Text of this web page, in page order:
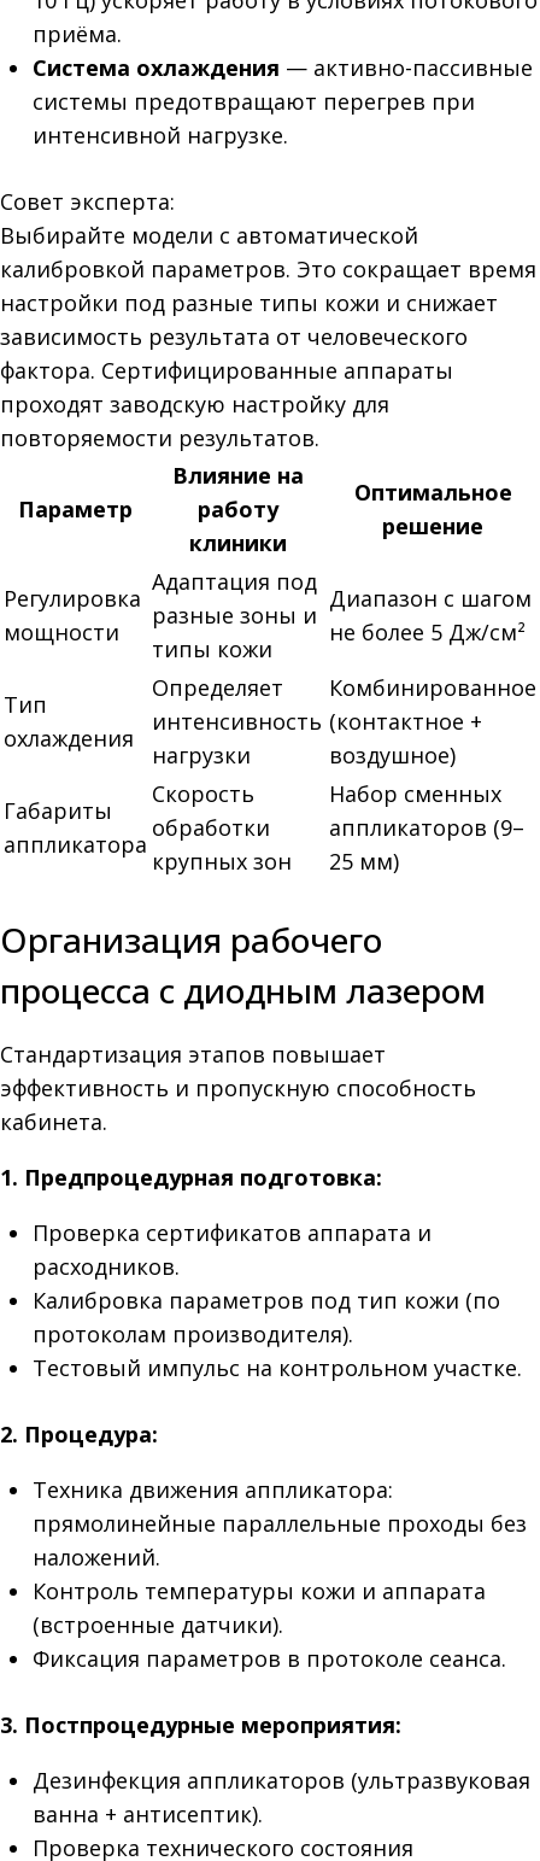
приёма.
Система охлаждения — активно-пассивные
системы предотвращают перегрев при
интенсивной нагрузке.
Совет эксперта:
Выбирайте модели с автоматической
калибровкой параметров. Это сокращает время
настройки под разные типы кожи и снижает
зависимость результата от человеческого
фактора. Сертифицированные аппараты
проходят заводскую настройку для
повторяемости результатов.
Параметр
Влияние на
работу
клиники
Оптимальное
решение
Регулировка
мощности
Адаптация под
разные зоны и
типы кожи
Диапазон с шагом
не более 5 Дж/см²
Тип
охлаждения
Определяет
интенсивность
нагрузки
Комбинированное
(контактное +
воздушное)
Габариты
аппликатора
Скорость
обработки
крупных зон
Набор сменных
аппликаторов (9–
25 мм)
Организация рабочего
процесса с диодным лазером
Стандартизация этапов повышает
эффективность и пропускную способность
кабинета.
1. Предпроцедурная подготовка:
Проверка сертификатов аппарата и
расходников.
Калибровка параметров под тип кожи (по
протоколам производителя).
Тестовый импульс на контрольном участке.
2. Процедура:
Техника движения аппликатора:
прямолинейные параллельные проходы без
наложений.
Контроль температуры кожи и аппарата
(встроенные датчики).
Фиксация параметров в протоколе сеанса.
3. Постпроцедурные мероприятия:
Дезинфекция аппликаторов (ультразвуковая
ванна + антисептик).
Проверка технического состояния